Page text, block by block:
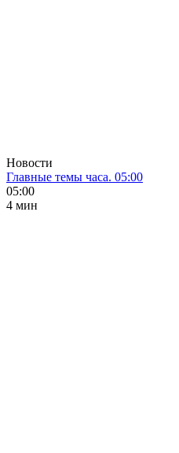
Новости
Главные темы часа. 05:00
05:00
4 мин